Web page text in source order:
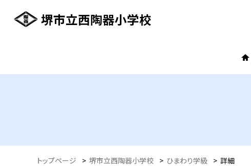
堺市立西陶器小学校
トップページ > 堺市立西陶器小学校 > ひまわり学級 > 詳細